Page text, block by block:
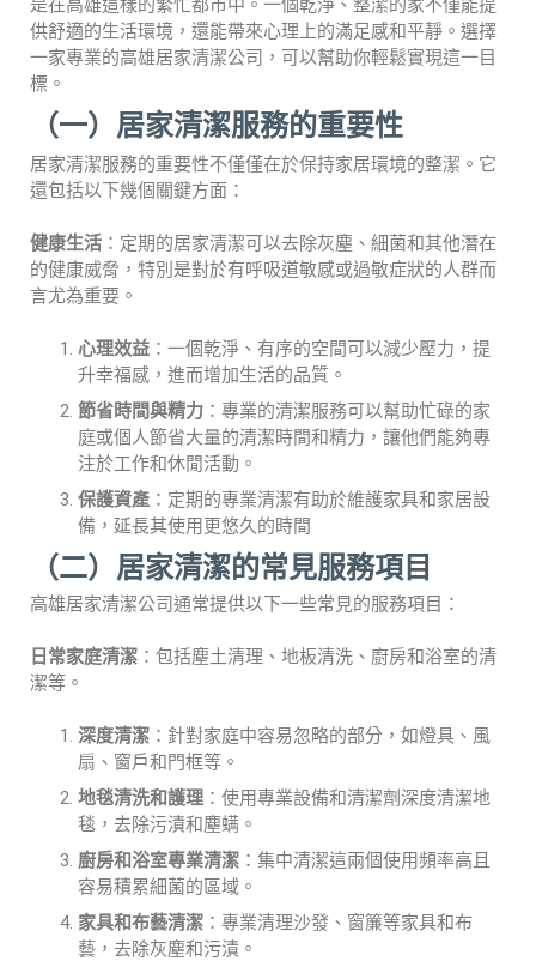
是在高雄這樣的繁忙都市中。一個乾淨、整潔的家不僅能提
供舒適的生活環境，還能帶來心理上的滿足感和平靜。選擇
一家專業的高雄居家清潔公司，可以幫助你輕鬆實現這一目
標。
（一）居家清潔服務的重要性
居家清潔服務的重要性不僅僅在於保持家居環境的整潔。它
還包括以下幾個關鍵方面：
健康生活 ：定期的居家清潔可以去除灰塵、細菌和其他潛在
的健康威脅，特別是對於有呼吸道敏感或過敏症狀的人群而
言尤為重要。
心理效益 ：一個乾淨、有序的空間可以減少壓力，提
升幸福感，進而增加生活的品質。
節省時間與精力 ：專業的清潔服務可以幫助忙碌的家
庭或個人節省大量的清潔時間和精力，讓他們能夠專
注於工作和休閒活動。
保護資產 ：定期的專業清潔有助於維護家具和家居設
備，延長其使用更悠久的時間
（二）居家清潔的常見服務項目
高雄居家清潔公司通常提供以下一些常見的服務項目：
日常家庭清潔 ：包括塵土清理、地板清洗、廚房和浴室的清
潔等。
深度清潔 ：針對家庭中容易忽略的部分，如燈具、風
扇、窗戶和門框等。
地毯清洗和護理 ：使用專業設備和清潔劑深度清潔地
毯，去除污漬和塵螨。
廚房和浴室專業清潔 ：集中清潔這兩個使用頻率高且
容易積累細菌的區域。
家具和布藝清潔 ：專業清理沙發、窗簾等家具和布
藝，去除灰塵和污漬。